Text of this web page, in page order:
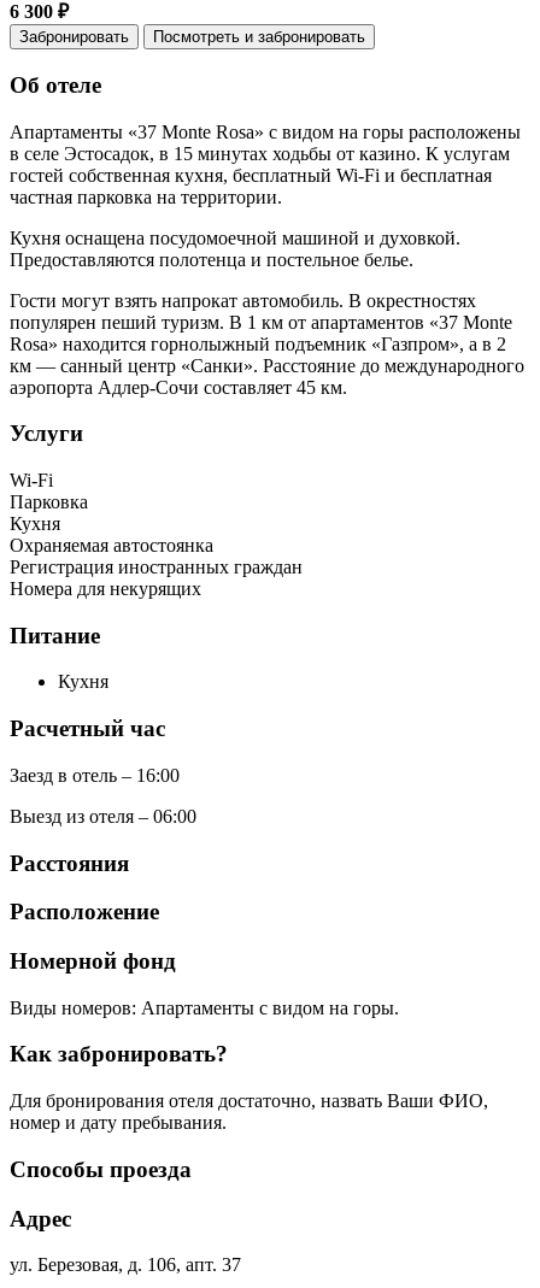
6 300 ₽
Забронировать Посмотреть и забронировать
Об отеле
Апартаменты «37 Monte Rosa» с видом на горы расположены
в селе Эстосадок, в 15 минутах ходьбы от казино. К услугам
гостей собственная кухня, бесплатный Wi-Fi и бесплатная
частная парковка на территории.
Кухня оснащена посудомоечной машиной и духовкой.
Предоставляются полотенца и постельное белье.
Гости могут взять напрокат автомобиль. В окрестностях
популярен пеший туризм. В 1 км от апартаментов «37 Monte
Rosa» находится горнолыжный подъемник «Газпром», а в 2
км — санный центр «Санки». Расстояние до международного
аэропорта Адлер-Сочи составляет 45 км.
Услуги
Wi-Fi
Парковка
Кухня
Охраняемая автостоянка
Регистрация иностранных граждан
Номера для некурящих
Питание
Кухня
Расчетный час
Заезд в отель – 16:00
Выезд из отеля – 06:00
Расстояния
Расположение
Номерной фонд
Виды номеров: Апартаменты с видом на горы.
Как забронировать?
Для бронирования отеля достаточно, назвать Ваши ФИО,
номер и дату пребывания.
Способы проезда
Адрес
ул. Березовая, д. 106, апт. 37